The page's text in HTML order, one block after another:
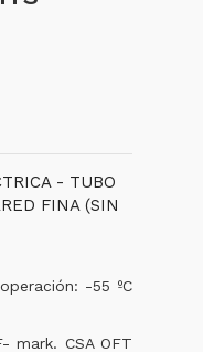
- TUBO
FINA (SIN
-55 ºC
mark. CSA OFT